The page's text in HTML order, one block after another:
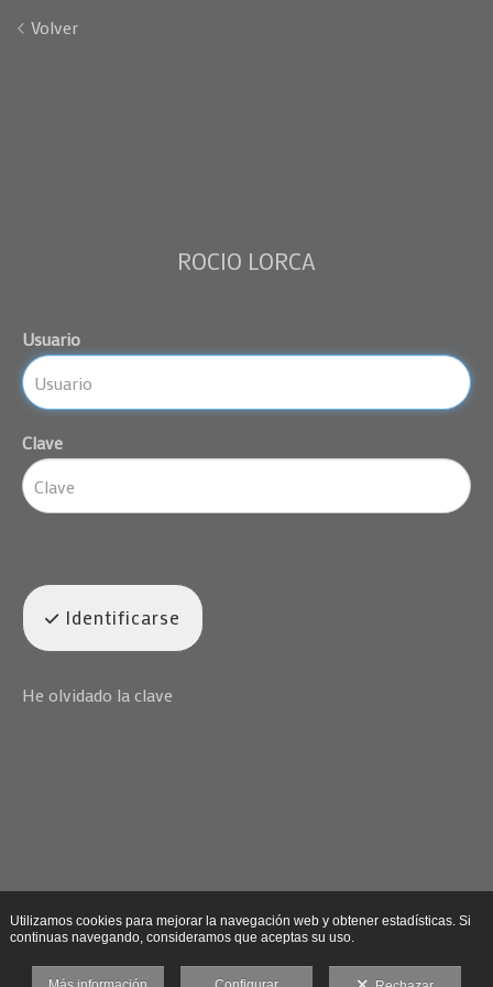
Volver
ROCIO LORCA
Usuario
Clave
Identificarse
He olvidado la clave
Utilizamos cookies para mejorar la navegación web y obtener estadísticas. Si
continuas navegando, consideramos que aceptas su uso.